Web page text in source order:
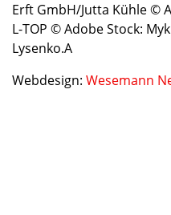
Erft GmbH/Jutta Kühle ©
L-TOP © Adobe Stock:
Lysenko.A
Webdesign: Wesemann